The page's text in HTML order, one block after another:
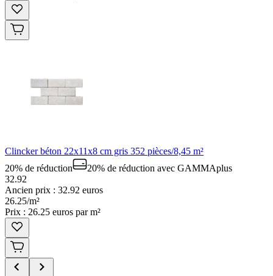
Clincker béton 22x11x8 cm gris 352 pièces/8,45 m²
20% de réduction
20% de réduction avec GAMMAplus
32.92
Ancien prix : 32.92 euros
26.25/m²
Prix : 26.25 euros par m²